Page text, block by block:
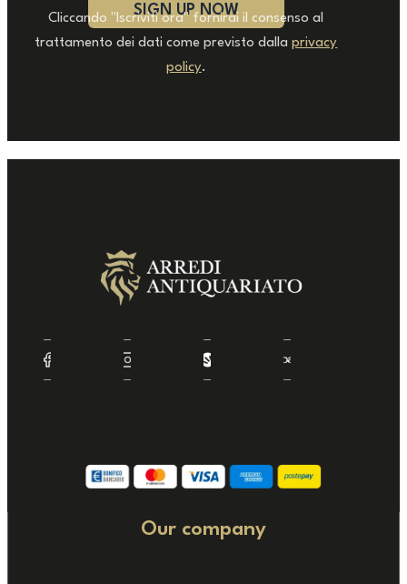
Cliccando "Iscriviti ora" fornirai il consenso al
trattamento dei dati come previsto dallaprivacy
policy.
Our company